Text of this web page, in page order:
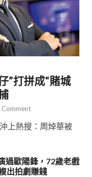
”打拼成“賭城
Comment
上熱搜：周焯華被
過歐陽鋒，72歲老戲
出拍劇賺錢